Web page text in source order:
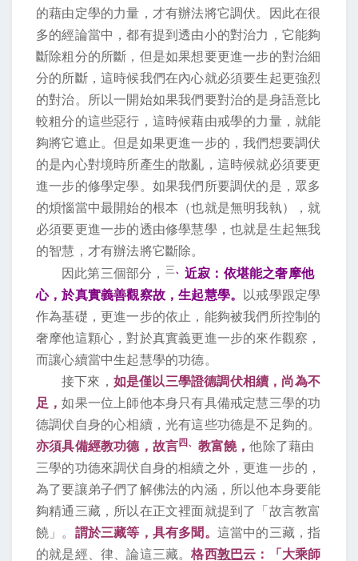
的藉由定學的力量，才有辦法將它調伏。因此在很
多的經論當中，都有提到透由小的對治力，它能夠
斷除粗分的所斷，但是如果想要更進一步的對治細
分的所斷，這時候我們在內心就必須要生起更強烈
的對治。所以一開始如果我們要對治的是身語意比
較粗分的這些惡行，這時候藉由戒學的力量，就能
夠將它遮止。但是如果更進一步的，我們想要調伏
的是內心對境時所產生的散亂，這時候就必須要更
進一步的修學定學。如果我們所要調伏的是，眾多
的煩惱當中最開始的根本（也就是無明我執），就
必須要更進一步的透由修學慧學，也就是生起無我
的智慧，才有辦法將它斷除。
因此第三個部分， 三、近寂：依堪能之奢摩他
心，於真實義善觀察故，生起慧學。
以戒學跟定學
作為基礎，更進一步的依止，能夠被我們所控制的
奢摩他這顆心，對於真實義更進一步的來作觀察，
而讓心續當中生起慧學的功德。
接下來， 如是僅以三學證德調伏相續，尚為不
足，如果一位上師他本身只有具備戒定慧三學的功
德調伏自身的心相續，光有這些功德是不足夠的。
亦須具備經教功德，故言四、 教富饒，他除了藉由
三學的功德來調伏自身的相續之外，更進一步的，
為了要讓弟子們了解佛法的內涵，所以他本身要能
夠精通三藏，所以在正文裡面就提到了「故言教富
饒」。 謂於三藏等，具有多聞。 這當中的三藏，指
的就是經、律、論這三藏。格西敦巴云：「大乘師